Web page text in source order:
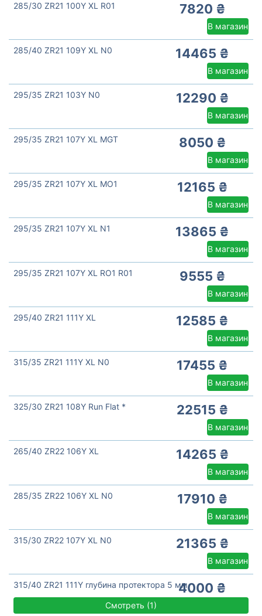
285/30 ZR21 100Y XL R01 7820 ₴
В магазин
285/40 ZR21 109Y XL N0 14465 ₴
В магазин
295/35 ZR21 103Y N0 12290 ₴
В магазин
295/35 ZR21 107Y XL MGT 8050 ₴
В магазин
295/35 ZR21 107Y XL MO1 12165 ₴
В магазин
295/35 ZR21 107Y XL N1 13865 ₴
В магазин
295/35 ZR21 107Y XL RO1 R01 9555 ₴
В магазин
295/40 ZR21 111Y XL 12585 ₴
В магазин
315/35 ZR21 111Y XL N0 17455 ₴
В магазин
325/30 ZR21 108Y Run Flat * 22515 ₴
В магазин
265/40 ZR22 106Y XL 14265 ₴
В магазин
285/35 ZR22 106Y XL N0 17910 ₴
В магазин
315/30 ZR22 107Y XL N0 21365 ₴
В магазин
315/40 ZR21 111Y глубина протектора 5 мм4000 ₴
Смотреть (1)